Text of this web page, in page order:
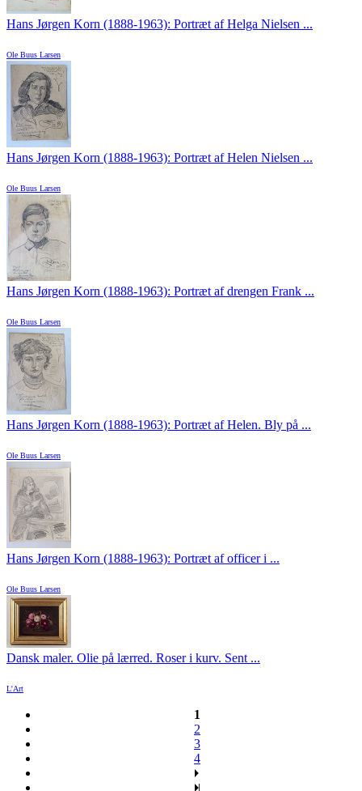
Hans Jørgen Korn (1888-1963): Portræt af Helga Nielsen ...
Ole Buus Larsen
Hans Jørgen Korn (1888-1963): Portræt af Helen Nielsen ...
Ole Buus Larsen
Hans Jørgen Korn (1888-1963): Portræt af drengen Frank ...
Ole Buus Larsen
Hans Jørgen Korn (1888-1963): Portræt af Helen. Bly på ...
Ole Buus Larsen
Hans Jørgen Korn (1888-1963): Portræt af officer i ...
Ole Buus Larsen
Dansk maler. Olie på lærred. Roser i kurv. Sent ...
L'Art
1
2
3
4